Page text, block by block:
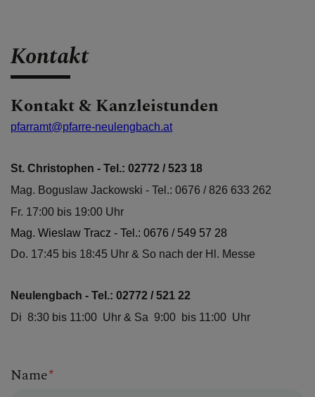
Kontakt
Kontakt & Kanzleistunden
pfarramt@pfarre-neulengbach.at
St. Christophen - Tel.: 02772 / 523 18
Mag. Boguslaw Jackowski - Tel.: 0676 / 826 633 262
Fr. 17:00 bis 19:00 Uhr
Mag. Wieslaw Tracz - Tel.: 0676 / 549 57 28
Do. 17:45 bis 18:45 Uhr & So nach der Hl. Messe
Neulengbach - Tel.: 02772 / 521 22
Di 8:30 bis 11:00 Uhr & Sa 9:00 bis 11:00 Uhr
Name*